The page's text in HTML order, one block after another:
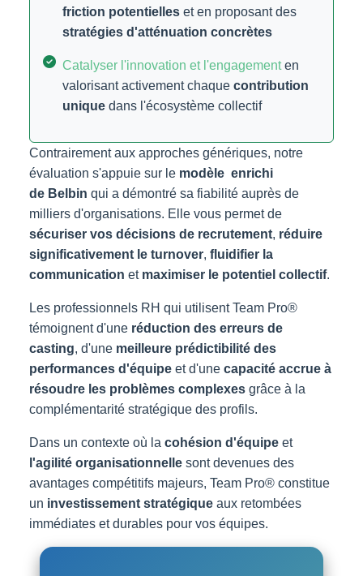
friction potentielles et en proposant des
stratégies d'atténuation concrètes
Catalyser l'innovation et l'engagementen
valorisant activement chaque contribution
unique dans l'écosystème collectif
Contrairement aux approches génériques, notre
évaluation s'appuie sur le modèle enrichi
de Belbin qui a démontré sa fiabilité auprès de
milliers d'organisations. Elle vous permet de
sécuriser vos décisions de recrutement, réduire
significativement le turnover, fluidifier la
communication et maximiser le potentiel collectif.
Les professionnels RH qui utilisent Team Pro®
témoignent d'une réduction des erreurs de
casting, d'une meilleure prédictibilité des
performances d'équipe et d'une capacité accrue à
résoudre les problèmes complexes grâce à la
complémentarité stratégique des profils.
Dans un contexte où la cohésion d'équipe et
l'agilité organisationnelle sont devenues des
avantages compétitifs majeurs, Team Pro® constitue
un investissement stratégique aux retombées
immédiates et durables pour vos équipes.